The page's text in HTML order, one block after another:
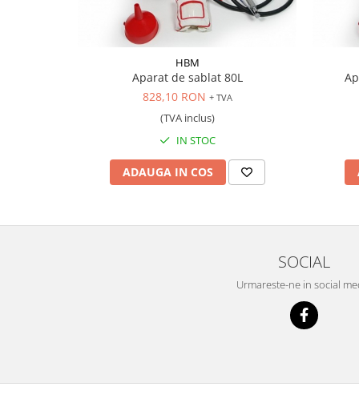
HBM
Aparat de sablat 80L
828,10 RON + TVA
(TVA inclus)
IN STOC
ADAUGA IN COS
SOCIAL
Urmareste-ne in social